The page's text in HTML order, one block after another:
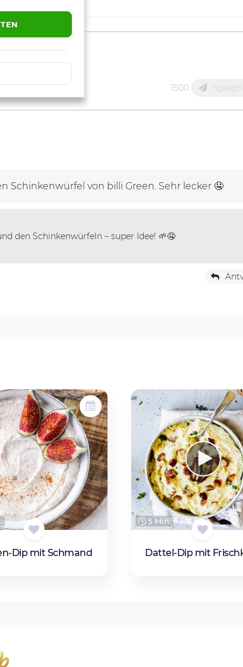
1500
Schinkenwürfel von billi Green. Sehr lecker 🤤
den Schinkenwürfeln – super Idee! 🌱🤤
Dip mit Schmand
5 Min.
Dattel-Dip mit